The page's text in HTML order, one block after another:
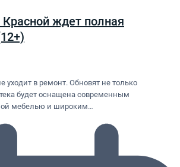
Красной ждет полная
уходит в ремонт. Обновят не только
будет оснащена современным
мебелью и широким…